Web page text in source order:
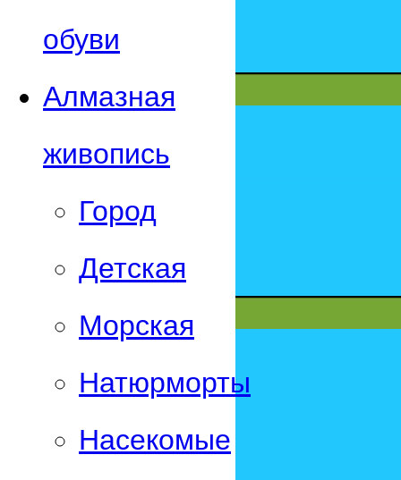
обуви
Алмазная
живопись
Город
Детская
Морская
Натюрморты
Насекомые